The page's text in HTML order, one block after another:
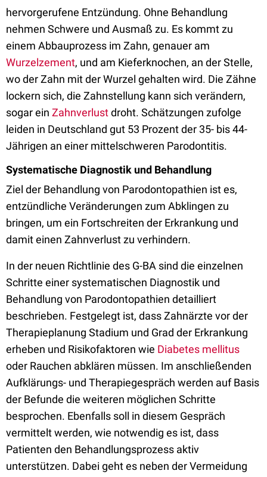
hervorgerufene Entzündung. Ohne Behandlung
nehmen Schwere und Ausmaß zu. Es kommt zu
einem Abbauprozess im Zahn, genauer am
Wurzelzement, und am Kieferknochen, an der Stelle,
wo der Zahn mit der Wurzel gehalten wird. Die Zähne
lockern sich, die Zahnstellung kann sich verändern,
sogar ein Zahnverlustdroht. Schätzungen zufolge
leiden in Deutschland gut 53 Prozent der 35- bis 44-
Jährigen an einer mittelschweren Parodontitis.
Systematische Diagnostik und Behandlung
Ziel der Behandlung von Parodontopathien ist es,
entzündliche Veränderungen zum Abklingen zu
bringen, um ein Fortschreiten der Erkrankung und
damit einen Zahnverlust zu verhindern.
In der neuen Richtlinie des G-BA sind die einzelnen
Schritte einer systematischen Diagnostik und
Behandlung von Parodontopathien detailliert
beschrieben. Festgelegt ist, dass Zahnärzte vor der
Therapieplanung Stadium und Grad der Erkrankung
erheben und Risikofaktoren wie Diabetes mellitus
oder Rauchen abklären müssen. Im anschließenden
Aufklärungs- und Therapiegespräch werden auf Basis
der Befunde die weiteren möglichen Schritte
besprochen. Ebenfalls soll in diesem Gespräch
vermittelt werden, wie notwendig es ist, dass
Patienten den Behandlungsprozess aktiv
unterstützen. Dabei geht es neben der Vermeidung